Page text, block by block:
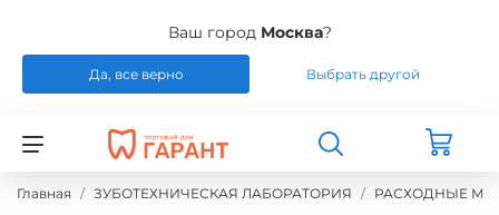
Ваш город Москва?
Да, все верно Выбрать другой
Назад
СТОМАТОЛОГИЯ
Назад
РАСХОДНЫЕ МАТЕРИАЛЫ
Назад
Назад
РАСХОДНЫЕ МАТЕРИАЛЫ
Главная ЗУБОТЕХНИЧЕСКАЯ ЛАБОРАТОРИЯ РАСХОДНЫЕ